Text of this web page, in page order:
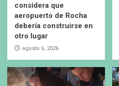
considera que
aeropuerto de Rocha
debería construirse en
otro lugar
agosto 6, 2026